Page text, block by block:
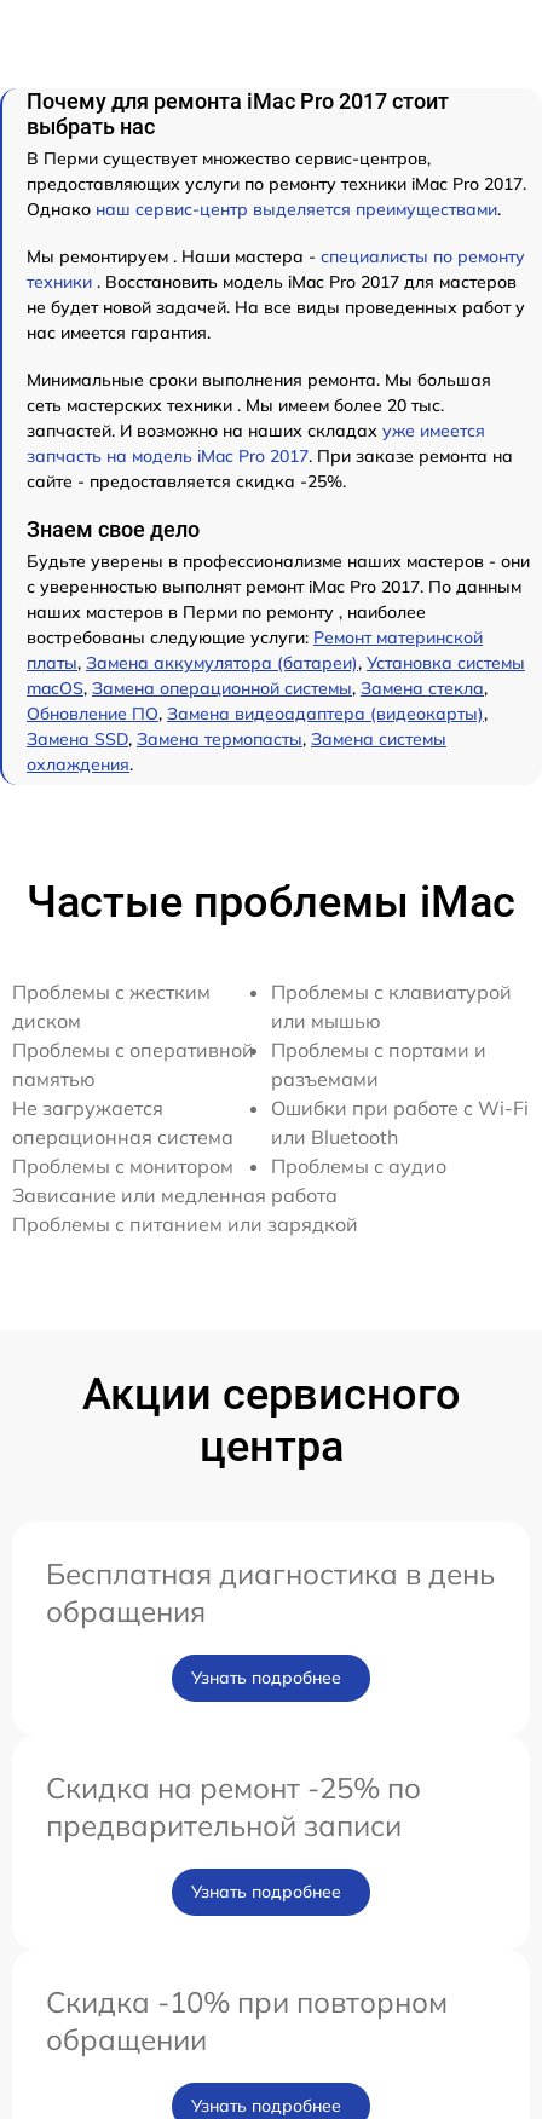
Почему для ремонта iMac Pro 2017 стоит
выбрать нас
В Перми существует множество сервис-центров,
предоставляющих услуги по ремонту техники iMac Pro 2017.
Однако наш сервис-центр выделяется преимуществами.
Мы ремонтируем . Наши мастера - специалисты по ремонту
техники . Восстановить модель iMac Pro 2017 для мастеров
не будет новой задачей. На все виды проведенных работ у
нас имеется гарантия.
Минимальные сроки выполнения ремонта. Мы большая
сеть мастерских техники . Мы имеем более 20 тыс.
запчастей. И возможно на наших складах уже имеется
запчасть на модель iMac Pro 2017. При заказе ремонта на
сайте - предоставляется скидка -25%.
Знаем свое дело
Будьте уверены в профессионализме наших мастеров - они
с уверенностью выполнят ремонт iMac Pro 2017. По данным
наших мастеров в Перми по ремонту , наиболее
востребованы следующие услуги: Ремонт материнской
платы, Замена аккумулятора (батареи), Установка системы
macOS, Замена операционной системы, Замена стекла,
Обновление ПО, Замена видеоадаптера (видеокарты),
Замена SSD, Замена термопасты, Замена системы
охлаждения.
Частые проблемы iMac
Проблемы с жестким
диском
Проблемы с оперативной
памятью
Не загружается
операционная система
Проблемы с монитором
Проблемы с клавиатурой
или мышью
Проблемы с портами и
разъемами
Ошибки при работе с Wi-Fi
или Bluetooth
Проблемы с аудио
Зависание или медленная работа
Проблемы с питанием или зарядкой
Акции сервисного
центра
Бесплатная диагностика в день
обращения
Узнать подробнее
Скидка на ремонт -25% по
предварительной записи
Узнать подробнее
Скидка -10% при повторном
обращении
Узнать подробнее